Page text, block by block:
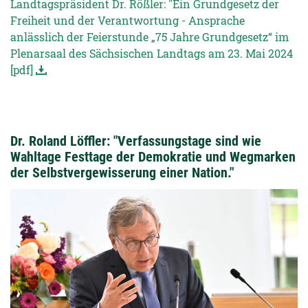
Landtagspräsident Dr. Rößler: "Ein Grundgesetz der
Freiheit und der Verantwortung - Ansprache
anlässlich der Feierstunde „75 Jahre Grundgesetz“ im
Plenarsaal des Sächsischen Landtags am 23. Mai 2024
[pdf]
Dr. Roland Löffler: "Verfassungstage sind wie
Wahltage Festtage der Demokratie und Wegmarken
der Selbstvergewisserung einer Nation."